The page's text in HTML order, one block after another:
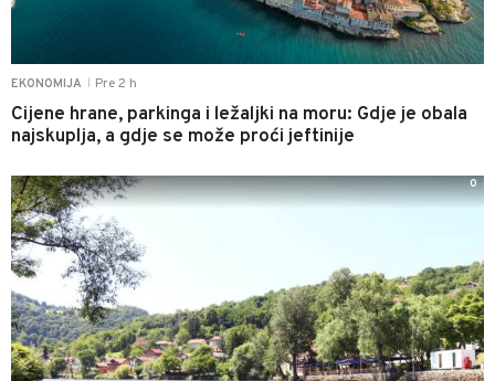
EKONOMIJA Pre 2 h
Cijene hrane, parkinga i ležaljki na moru: Gdje je obala
najskuplja, a gdje se može proći jeftinije
0